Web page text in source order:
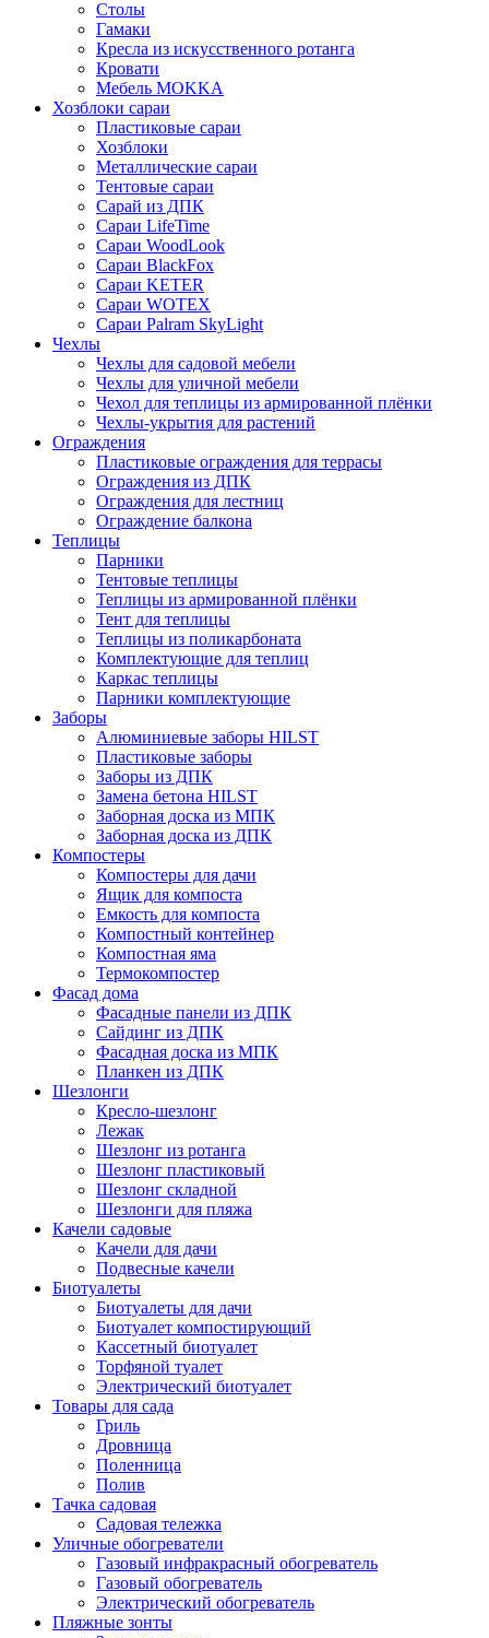
Столы
Гамаки
Кресла из искусственного ротанга
Кровати
Мебель MOKKA
Хозблоки сараи
Пластиковые сараи
Хозблоки
Металлические сараи
Тентовые сараи
Сарай из ДПК
Cараи LifeTime
Cараи WoodLook
Сараи BlackFox
Сараи KETER
Сараи WOTEX
Сараи Palram SkyLight
Чехлы
Чехлы для садовой мебели
Чехлы для уличной мебели
Чехол для теплицы из армированной плёнки
Чехлы-укрытия для растений
Ограждения
Пластиковые ограждения для террасы
Ограждения из ДПК
Ограждения для лестниц
Ограждение балкона
Теплицы
Парники
Тентовые теплицы
Теплицы из армированной плёнки
Тент для теплицы
Теплицы из поликарбоната
Комплектующие для теплиц
Каркас теплицы
Парники комплектующие
Заборы
Алюминиевые заборы HILST
Пластиковые заборы
Заборы из ДПК
Замена бетона HILST
Заборная доска из МПК
Заборная доска из ДПК
Компостеры
Компостеры для дачи
Ящик для компоста
Емкость для компоста
Компостный контейнер
Компостная яма
Термокомпостер
Фасад дома
Фасадные панели из ДПК
Сайдинг из ДПК
Фасадная доска из МПК
Планкен из ДПК
Шезлонги
Кресло-шезлонг
Лежак
Шезлонг из ротанга
Шезлонг пластиковый
Шезлонг складной
Шезлонги для пляжа
Качели садовые
Качели для дачи
Подвесные качели
Биотуалеты
Биотуалеты для дачи
Биотуалет компостирующий
Кассетный биотуалет
Торфяной туалет
Электрический биотуалет
Товары для сада
Гриль
Дровница
Поленница
Полив
Тачка садовая
Садовая тележка
Уличные обогреватели
Газовый инфракрасный обогреватель
Газовый обогреватель
Электрический обогреватель
Пляжные зонты